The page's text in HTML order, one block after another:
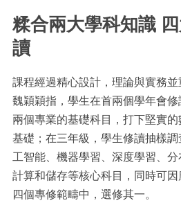
糅合兩大學科知識
讀
課程經過精心設計，理論與實務
魏穎穎指，學生在首兩個學年會
兩個專業的基礎科目，打下堅實
基礎；在三年級，學生修讀抽樣
工智能、機器學習、深度學習、
計算和儲存等核心科目，同時可
四個專修範疇中，選修其一。